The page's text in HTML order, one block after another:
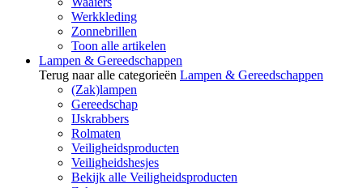
Werkkleding
Zonnebrillen
Toon alle artikelen
Lampen & Gereedschappen
Terug naar alle categorieën Lampen & Gereedschappen
(Zak)lampen
Gereedschap
IJskrabbers
Rolmaten
Veiligheidsproducten
Veiligheidshesjes
Bekijk alle Veiligheidsproducten